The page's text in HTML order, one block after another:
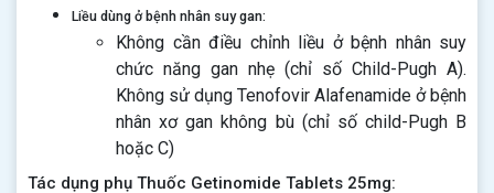
Liều dùng ở bệnh nhân suy gan:
Không cần điều chỉnh liều ở bệnh nhân suy
chức năng gan nhẹ (chỉ số Child-Pugh A).
Không sử dụng Tenofovir Alafenamide ở bệnh
nhân xơ gan không bù (chỉ số child-Pugh B
hoặc C)
Tác dụng phụ Thuốc Getinomide Tablets 25mg: